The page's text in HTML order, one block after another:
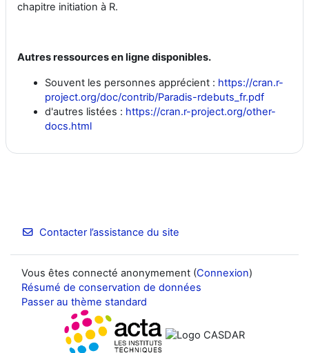
chapitre initiation à R.
Autres ressources en ligne disponibles.
Souvent les personnes apprécient : https://cran.r-
project.org/doc/contrib/Paradis-rdebuts_fr.pdf
d'autres listées : https://cran.r-project.org/other-
docs.html
Contacter l’assistance du site
Vous êtes connecté anonymement (Connexion)
Résumé de conservation de données
Passer au thème standard